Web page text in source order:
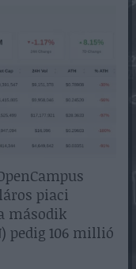
piaci
második
pedig 106 millió